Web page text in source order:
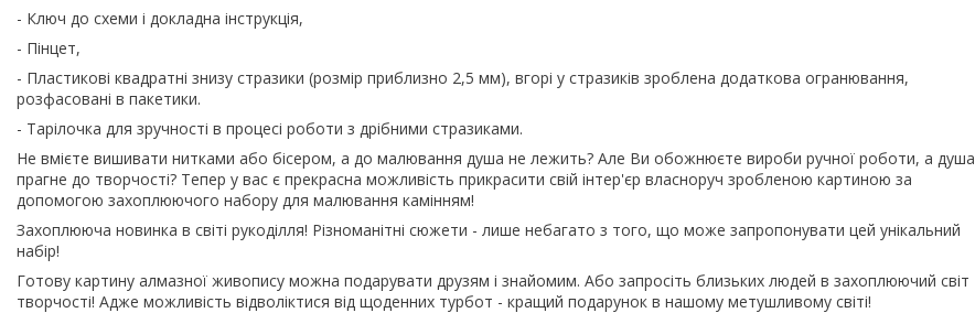
- Ключ до схеми і докладна інструкція,
- Пінцет,
- Пластикові квадратні знизу стразики (розмір приблизно 2,5 мм), вгорі у стразиків зроблена додаткова огранювання,
розфасовані в пакетики.
- Тарілочка для зручності в процесі роботи з дрібними стразиками.
Не вмієте вишивати нитками або бісером, а до малювання душа не лежить? Але Ви обожнюєте вироби ручної роботи, а душа
прагне до творчості? Тепер у вас є прекрасна можливість прикрасити свій інтер'єр власноруч зробленою картиною за
допомогою захоплюючого набору для малювання камінням!
Захоплююча новинка в світі рукоділля! Різноманітні сюжети - лише небагато з того, що може запропонувати цей унікальний
набір!
Готову картину алмазної живопису можна подарувати друзям і знайомим. Або запросіть близьких людей в захоплюючий світ
творчості! Адже можливість відволіктися від щоденних турбот - кращий подарунок в нашому метушливому світі!